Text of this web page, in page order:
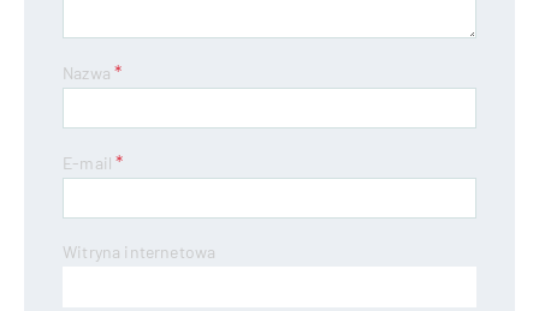
Nazwa*
E-mail*
Witryna internetowa